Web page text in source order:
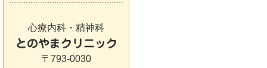
心療内科・精神科
とのやまクリニック
〒793-0030